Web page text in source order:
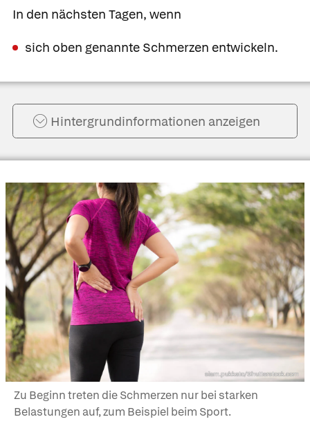
In den nächsten Tagen, wenn
sich oben genannte Schmerzen entwickeln.
Hintergrund­informationen anzeigen
siam.pukkato/Shutterstock.com
Zu Beginn treten die Schmerzen nur bei starken
Belastungen auf, zum Beispiel beim Sport.